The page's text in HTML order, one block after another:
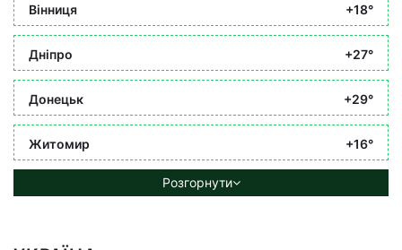
Вінниця +18°
Дніпро +27°
Донецьк +29°
Житомир +16°
Розгорнути